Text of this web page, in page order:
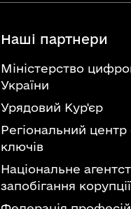
Наші партнери
Міністерство
України
Урядовий Кур'єр
Регіональний центр
ключів
Національне
запобігання корупції